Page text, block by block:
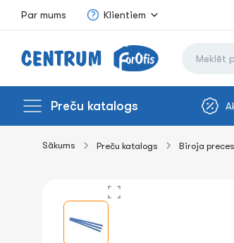
Par mums Klientiem
Preču katalogs
Sākums Preču katalogs Biroja preces